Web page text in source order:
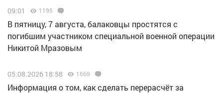
09:01 1195
В пятницу, 7 августа, балаковцы простятся с
погибшим участником специальной военной операции
Никитой Мразовым
05.08.2026 18:58 1669
Информация о том, как сделать перерасчёт за